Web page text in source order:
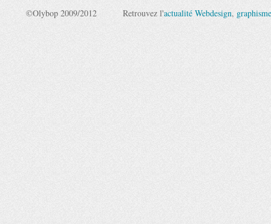
©Olybop 2009/2012 Retrouvez l'actualité Webdesign, graphisme